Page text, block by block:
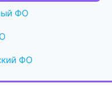
ФО
ФО